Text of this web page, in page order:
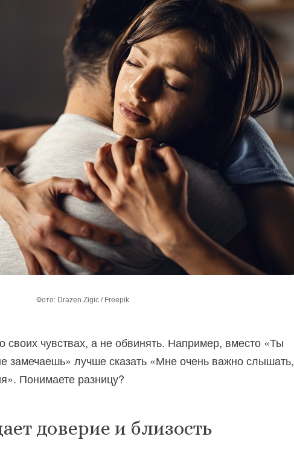
Фото: Drazen Zigic / Freepik
своих чувствах, а не обвинять. Например, вместо «Ты
замечаешь» лучше сказать «Мне очень важно слышать,
Понимаете разницу?
доверие и близость